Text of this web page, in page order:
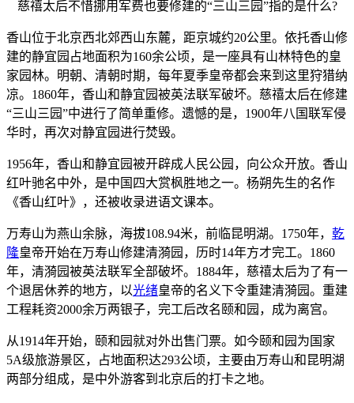
慈禧太后不惜挪用军费也要修建的“三山三园”指的是什么?
香山位于北京西北郊西山东麓，距京城约20公里。依托香山修
建的静宜园占地面积为160余公顷，是一座具有山林特色的皇
家园林。明朝、清朝时期，每年夏季皇帝都会来到这里狩猎纳
凉。1860年，香山和静宜园被英法联军破坏。慈禧太后在修建
“三山三园”中进行了简单重修。遗憾的是，1900年八国联军侵
华时，再次对静宜园进行焚毁。
1956年，香山和静宜园被开辟成人民公园，向公众开放。香山
红叶驰名中外，是中国四大赏枫胜地之一。杨朔先生的名作
《香山红叶》，还被收录进语文课本。
万寿山为燕山余脉，海拔108.94米，前临昆明湖。1750年， 乾
隆皇帝开始在万寿山修建清漪园，历时14年方才完工。1860
年，清漪园被英法联军全部破坏。1884年，慈禧太后为了有一
个退居休养的地方，以光绪皇帝的名义下令重建清漪园。重建
工程耗资2000余万两银子，完工后改名颐和园，成为离宫。
从1914年开始，颐和园就对外出售门票。如今颐和园为国家
5A级旅游景区，占地面积达293公顷，主要由万寿山和昆明湖
两部分组成，是中外游客到北京后的打卡之地。